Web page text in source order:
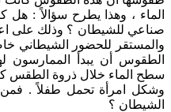
الماء ، وهذا يطرح سؤالاً : هل
صناعي للشيطان ؟ وذلك على
والمستقر للحضور الشيطاني
الطقوس أن يبدأ الممارسون
سطح الماء خلال ذروة الطقس
وشكل امرأة تحمل طفلاً . فمن
الشيطان ؟